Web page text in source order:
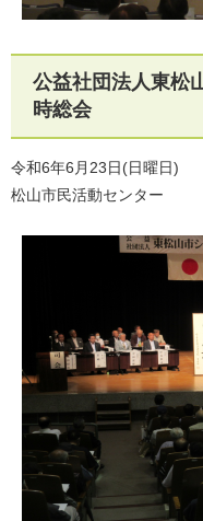
公益社団法人東松
時総会
令和6年6月23日(日曜日)
松山市民活動センター